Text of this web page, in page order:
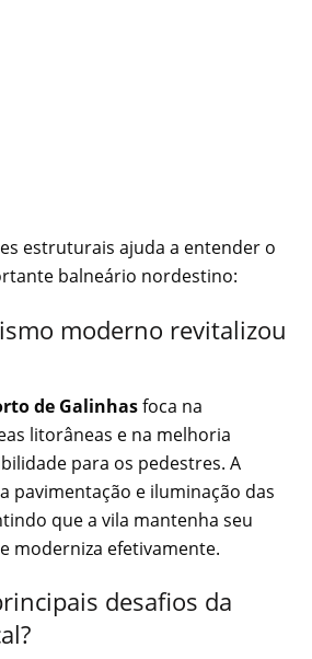
estruturais ajuda a entender o
balneário nordestino:
moderno revitalizou
de Galinhasfoca na
litorâneas e na melhoria
para os pedestres. A
pavimentação e iluminação das
que a vila mantenha seu
moderniza efetivamente.
desafios da